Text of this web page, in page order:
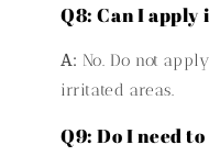
Q8: Can I apply
A: No. Do not
irritated areas.
Q9: Do I need